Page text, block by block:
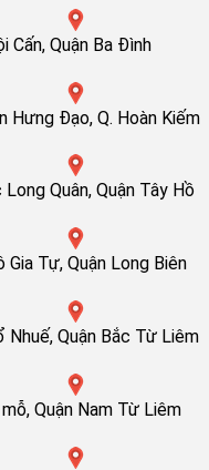
Cấn, Quận Ba Đình
Hưng Đạo, Q. Hoàn Kiếm
Quân, Quận Tây Hồ
Gia Tự, Quận Long Biên
Nhuế, Quận Bắc Từ Liêm
Quận Nam Từ Liêm